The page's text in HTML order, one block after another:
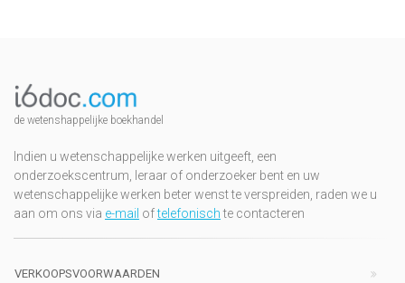
de wetenshappelijke boekhandel
Indien u wetenschappelijke werken uitgeeft, een
onderzoekscentrum, leraar of onderzoeker bent en uw
wetenschappelijke werken beter wenst te verspreiden, raden we u
aan om ons via e-mail oftelefonischte contacteren
VERKOOPSVOORWAARDEN